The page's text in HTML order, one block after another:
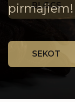
VAIRĀK
pirmajiem!
SEKOT
BLOGS